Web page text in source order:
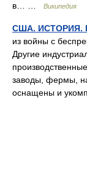
в… …
Википедия
США. ИСТОРИЯ.
из войны с
Другие
заводы, фермы,
оснащены и